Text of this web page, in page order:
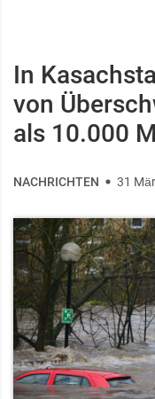
In
von
als 10.000
NACHRICHTEN 31